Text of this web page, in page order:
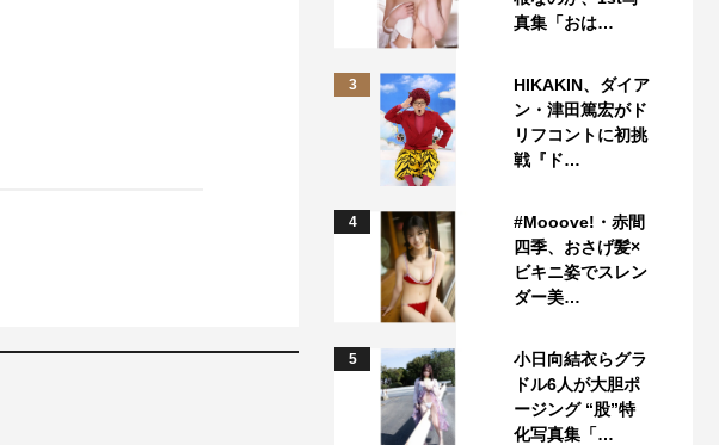
真集「おは…
3
HIKAKIN、ダイア
ン・津田篤宏がド
リフコントに初挑
戦『ド…
4
#Mooove!・赤間
四季、おさげ髪×
ビキニ姿でスレン
ダー美…
5
小日向結衣らグラ
ドル6人が大胆ポ
ージング “股”特
化写真集「…